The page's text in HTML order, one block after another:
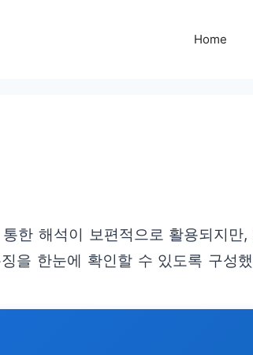
Home
한 해석이 보편적으로 활용되지만,
을 한눈에 확인할 수 있도록 구성